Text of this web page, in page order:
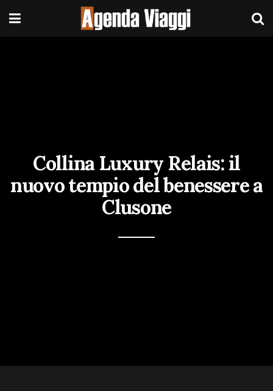
Collina Luxury Relais: il
nuovo tempio del benessere a
Clusone